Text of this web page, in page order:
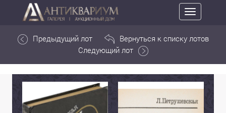
Toggle
navigation
Предыдущий лот
Вернуться к списку лотов
Следующий лот